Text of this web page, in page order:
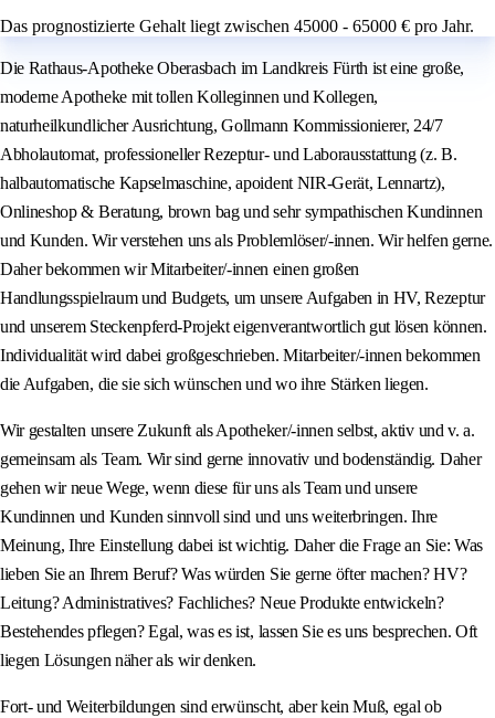
Das prognostizierte Gehalt liegt zwischen 45000 - 65000 € pro Jahr.
Die Rathaus-Apotheke Oberasbach im Landkreis Fürth ist eine große,
moderne Apotheke mit tollen Kolleginnen und Kollegen,
naturheilkundlicher Ausrichtung, Gollmann Kommissionierer, 24/7
Abholautomat, professioneller Rezeptur- und Laborausstattung (z. B.
halbautomatische Kapselmaschine, apoident NIR-Gerät, Lennartz),
Onlineshop & Beratung, brown bag und sehr sympathischen Kundinnen
und Kunden. Wir verstehen uns als Problemlöser/-innen. Wir helfen gerne.
Daher bekommen wir Mitarbeiter/-innen einen großen
Handlungsspielraum und Budgets, um unsere Aufgaben in HV, Rezeptur
und unserem Steckenpferd-Projekt eigenverantwortlich gut lösen können.
Individualität wird dabei großgeschrieben. Mitarbeiter/-innen bekommen
die Aufgaben, die sie sich wünschen und wo ihre Stärken liegen.
Wir gestalten unsere Zukunft als Apotheker/-innen selbst, aktiv und v. a.
gemeinsam als Team. Wir sind gerne innovativ und bodenständig. Daher
gehen wir neue Wege, wenn diese für uns als Team und unsere
Kundinnen und Kunden sinnvoll sind und uns weiterbringen. Ihre
Meinung, Ihre Einstellung dabei ist wichtig. Daher die Frage an Sie: Was
lieben Sie an Ihrem Beruf? Was würden Sie gerne öfter machen? HV?
Leitung? Administratives? Fachliches? Neue Produkte entwickeln?
Bestehendes pflegen? Egal, was es ist, lassen Sie es uns besprechen. Oft
liegen Lösungen näher als wir denken.
Fort- und Weiterbildungen sind erwünscht, aber kein Muß, egal ob